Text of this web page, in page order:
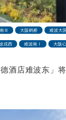
Ⅲ 大阪鹤桥 难波大
戎西 难波南Ⅰ 大阪
德酒店难波东」